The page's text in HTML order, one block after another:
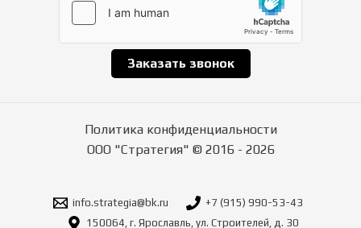
Заказать звонок
Политика конфиденциальности
ООО "Стратегия" © 2016 - 2026
info.strategia@bk.ru
+7 (915) 990-53-43
150064, г. Ярославль, ул. Строителей, д. 30